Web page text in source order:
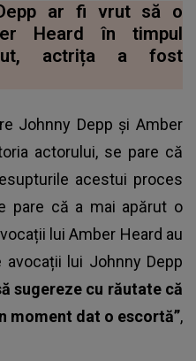
ar fi vrut să o
Heard în timpul
actrița a fost
Johnny Depp și Amber
actorului, se pare că
acestui proces
pare că a mai apărut o
lui Amber Heard au
lui Johnny Depp
sugereze cu răutate că
moment dat o escortă”,